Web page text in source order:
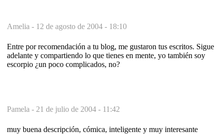
Amelia - 12 de agosto de 2004 - 18:10
Entre por recomendación a tu blog, me gustaron tus escritos. Sigue
adelante y compartiendo lo que tienes en mente, yo también soy
escorpio ¿un poco complicados, no?
Pamela - 21 de julio de 2004 - 11:42
muy buena descripción, cómica, inteligente y muy interesante